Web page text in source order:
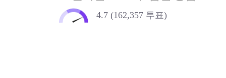
4.7 (162,357 투표)